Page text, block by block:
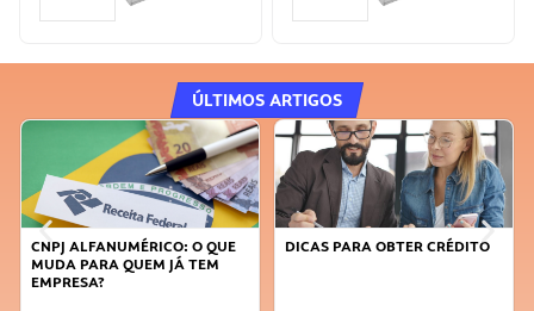
ÚLTIMOS ARTIGOS
CNPJ ALFANUMÉRICO: O QUE
MUDA PARA QUEM JÁ TEM
EMPRESA?
DICAS PARA OBTER CRÉDITO